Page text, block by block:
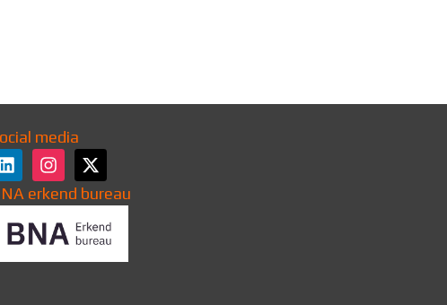
media
erkend bureau